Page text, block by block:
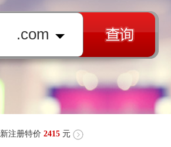
.com
新注册特价 2415 元